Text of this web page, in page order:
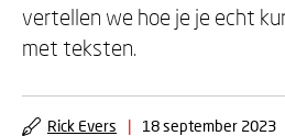
vertellen we hoe je je echt
met teksten.
Rick Evers | 18 september 2023